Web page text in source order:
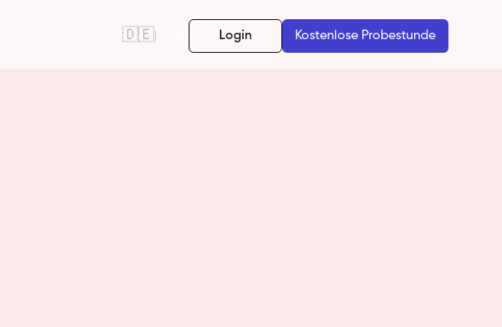
🇩🇪| Login Kostenlose Probestunde